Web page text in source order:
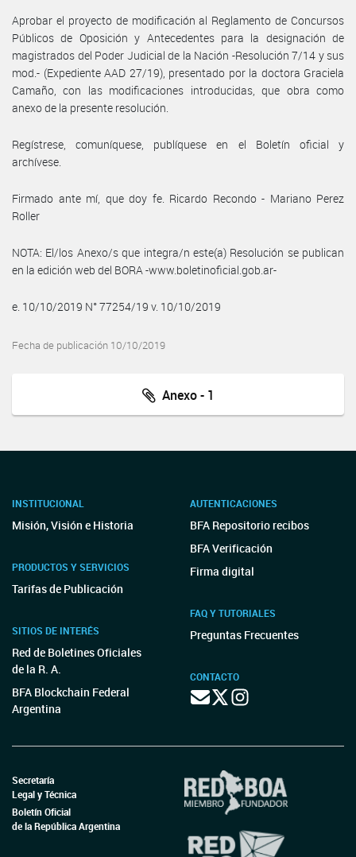
Aprobar el proyecto de modificación al Reglamento de Concursos
Públicos de Oposición y Antecedentes para la designación de
magistrados del Poder Judicial de la Nación -Resolución 7/14 y sus
mod.- (Expediente AAD 27/19), presentado por la doctora Graciela
Camaño, con las modificaciones introducidas, que obra como
anexo de la presente resolución.
Regístrese, comuníquese, publíquese en el Boletín oficial y
archívese.
Firmado ante mí, que doy fe. Ricardo Recondo - Mariano Perez
Roller
NOTA: El/los Anexo/s que integra/n este(a) Resolución se publican
en la edición web del BORA -www.boletinoficial.gob.ar-
e. 10/10/2019 N° 77254/19 v. 10/10/2019
Fecha de publicación 10/10/2019
Anexo - 1
INSTITUCIONAL
Misión, Visión e Historia
PRODUCTOS Y SERVICIOS
Tarifas de Publicación
SITIOS DE INTERÉS
Red de Boletines Oficiales
de la R. A.
BFA Blockchain Federal
Argentina
AUTENTICACIONES
BFA Repositorio recibos
BFA Verificación
Firma digital
FAQ Y TUTORIALES
Preguntas Frecuentes
CONTACTO
Secretaría
Legal y Técnica
Boletín Oficial
de la República Argentina